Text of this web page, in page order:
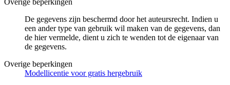
De gegevens zijn beschermd door het auteursrecht. Indien u
een ander type van gebruik wil maken van de gegevens, dan
de hier vermelde, dient u zich te wenden tot de eigenaar van
de gegevens.
Overige beperkingen
Modellicentie voor gratis hergebruik